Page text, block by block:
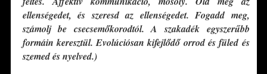
ellenségedet, és szeresd az ellenségedet. Fogadd meg,
számolj be csecsemőkorodtól. A szakadék egyszerűbb
formáin keresztül. Evolúciósan kifejlődő orrod és füled és
szemed és nyelved.)